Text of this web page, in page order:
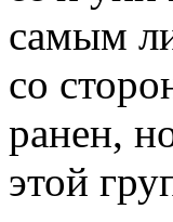
самым
со
ранен,
этой